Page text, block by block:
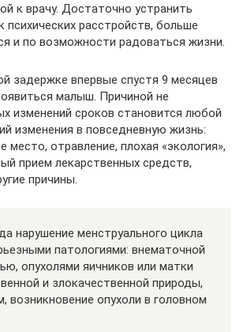
к врачу. Достаточно устранить
психических расстройств, больше
и по возможности радоваться жизни.
задержке впервые спустя 9 месяцев
малыш. Причиной не
изменений сроков становится любой
изменения в повседневную жизнь:
место, отравление, плохая «экология»,
прием лекарственных средств,
причины.
нарушение менструального цикла
патологиями: внематочной
опухолями яичников или матки
и злокачественной природы,
возникновение опухоли в головном